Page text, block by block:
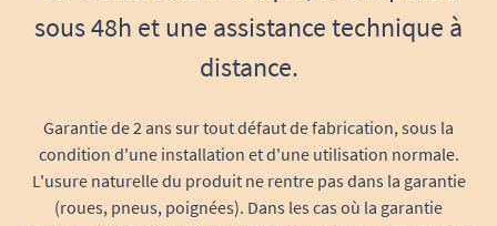
sous 48h et une assistance technique à
distance.
Garantie de 2 ans sur tout défaut de fabrication, sous la
condition d'une installation et d'une utilisation normale.
L'usure naturelle du produit ne rentre pas dans la garantie
(roues, pneus, poignées). Dans les cas où la garantie